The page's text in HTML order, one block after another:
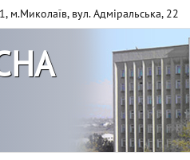
м.Миколаїв, вул. Адміральська, 22